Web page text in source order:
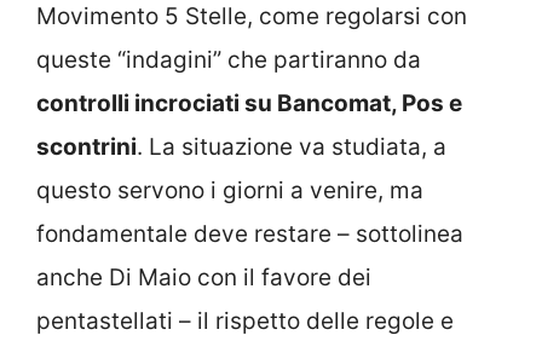
Movimento 5 Stelle, come regolarsi con
queste “indagini” che partiranno da
controlli incrociati su Bancomat, Pos e
scontrini. La situazione va studiata, a
questo servono i giorni a venire, ma
fondamentale deve restare – sottolinea
anche Di Maio con il favore dei
pentastellati – il rispetto delle regole e